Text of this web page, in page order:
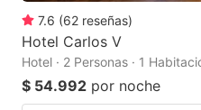
7.6 (62 reseñas)
Hotel Carlos V
Hotel · 2 Personas · 1
$ 54.992 por noche